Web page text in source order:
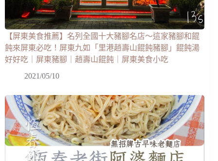
【屏東美食推薦】名列全國十大豬腳名店～這家豬腳和餛
飩來屏東必吃！屏東九如「里港趙壽山餛飩豬腳」餛飩湯
好好吃｜屏東豬腳｜趙壽山餛飩｜屏東美食小吃
2021/05/10